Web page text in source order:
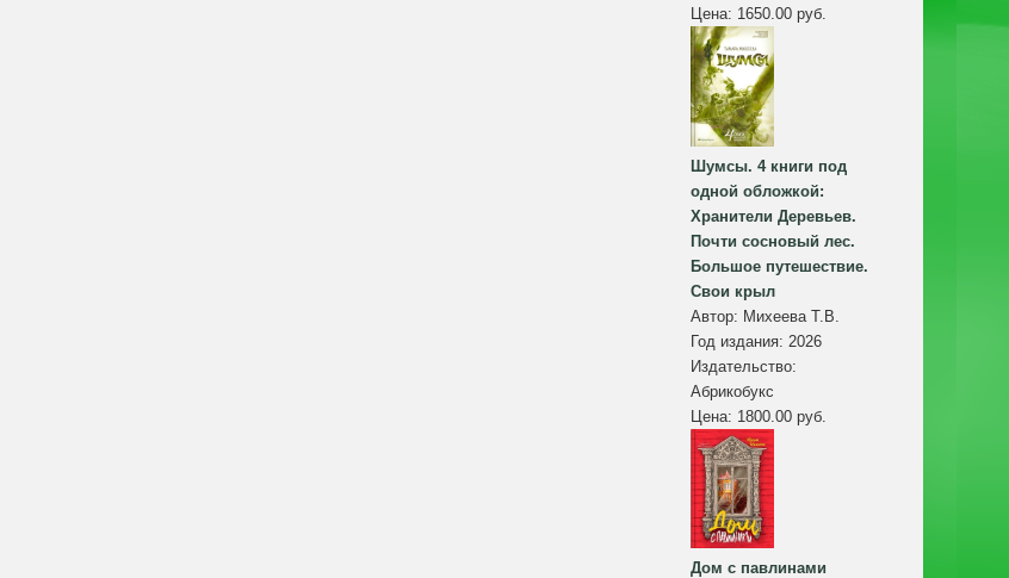
Цена: 1650.00 руб.
Шумсы. 4 книги под
одной обложкой:
Хранители Деревьев.
Почти сосновый лес.
Большое путешествие.
Свои крыл
Автор: Михеева Т.В.
Год издания: 2026
Издательство:
Абрикобукс
Цена: 1800.00 руб.
Дом с павлинами